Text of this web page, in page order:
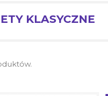
KLASYCZNE